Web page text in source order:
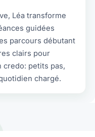
Léa transforme
guidées
parcours débutant
clairs pour
credo: petits pas,
chargé.